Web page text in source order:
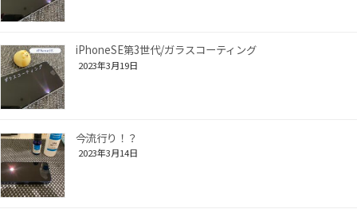
iPhoneSE第3世代/ガラスコーティング
2023年3月19日
今流行り！？
2023年3月14日